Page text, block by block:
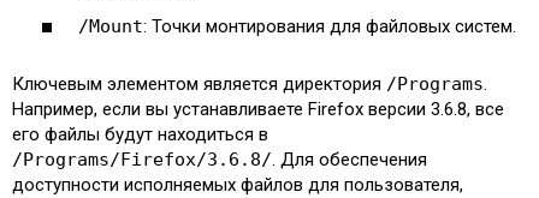
/Mount: Точки монтирования для файловых систем.
Ключевым элементом является директория /Programs.
Например, если вы устанавливаете Firefox версии 3.6.8, все
его файлы будут находиться в
/Programs/Firefox/3.6.8/. Для обеспечения
доступности исполняемых файлов для пользователя,